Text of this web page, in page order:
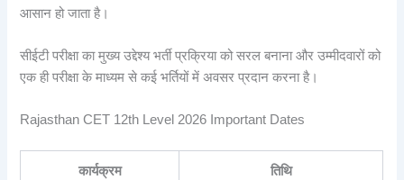
आसान हो जाता है।
सीईटी परीक्षा का मुख्य उद्देश्य भर्ती प्रक्रिया को सरल बनाना और उम्मीदवारों को
एक ही परीक्षा के माध्यम से कई भर्तियों में अवसर प्रदान करना है।
Rajasthan CET 12th Level 2026 Important Dates
कार्यक्रम तिथि